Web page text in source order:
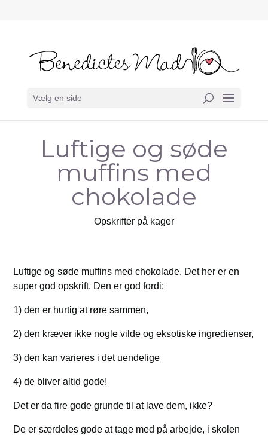
Vælg en side
Luftige og søde
muffins med
chokolade
Opskrifter på kager
Luftige og søde muffins med chokolade. Det her er en
super god opskrift. Den er god fordi:
1) den er hurtig at røre sammen,
2) den kræver ikke nogle vilde og eksotiske ingredienser,
3) den kan varieres i det uendelige
4) de bliver altid gode!
Det er da fire gode grunde til at lave dem, ikke?
De er særdeles gode at tage med på arbejde, i skolen